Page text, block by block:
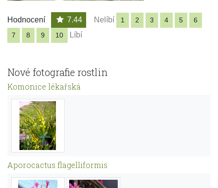
Hodnocení 7.44 Nelíbí 1 2 3 4 5
6
7
8 9 10 Líbí
Nové fotografie rostlin
Komonice lékařská
Aporocactus flagelliformis